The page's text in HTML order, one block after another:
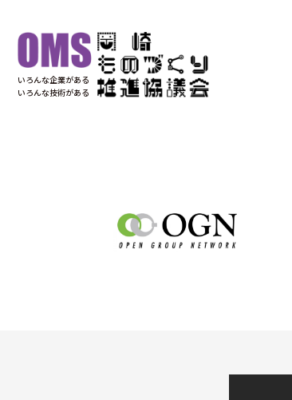
いろんな企業がある
いろんな技術がある